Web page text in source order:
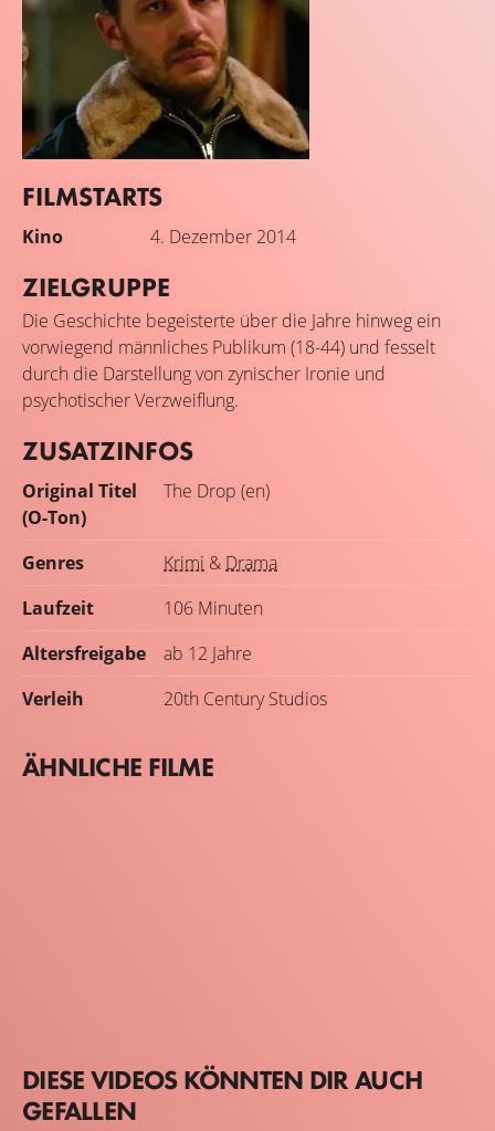
Tom Hardy
Bob
FILMSTARTS
Kino 4. Dezember 2014
ZIELGRUPPE
Die Geschichte begeisterte über die Jahre hinweg ein
vorwiegend männliches Publikum (18-44) und fesselt
durch die Darstellung von zynischer Ironie und
psychotischer Verzweiflung.
ZUSATZINFOS
Original Titel
(O-Ton)
The Drop (en)
Genres Krimi & Drama
Laufzeit
106 Minuten
Altersfreigabe
ab 12 Jahre
Verleih
20th Century Studios
ÄHNLICHE FILME
DIESE VIDEOS KÖNNTEN DIR AUCH
GEFALLEN